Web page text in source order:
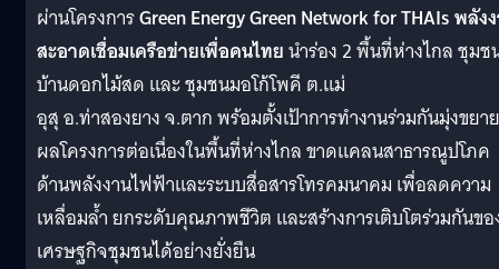
ผ่านโครงการGreen Energy Green Network for THAIsพลัง
สะอาดเชื่อมเครือข่ายเพื่อคนไทยนำร่อง 2 พื้นที่ห่างไกล ชุมช
บ้านดอกไม้สด และ ชุมชนมอโก้โพคี ต.แม่
อุสุ อ.ท่าสองยาง จ.ตาก พร้อมตั้งเป้าการทำงานร่วมกันมุ่งขยาย
ผลโครงการต่อเนื่องในพื้นที่ห่างไกล ขาดแคลนสาธารณูปโภค
ด้านพลังงานไฟฟ้าและระบบสื่อสารโทรคมนาคม เพื่อลดความ
เหลื่อมล้ำ ยกระดับคุณภาพชีวิต และสร้างการเติบโตร่วมกันขอ
เศรษฐกิจชุมชนได้อย่างยั่งยืน